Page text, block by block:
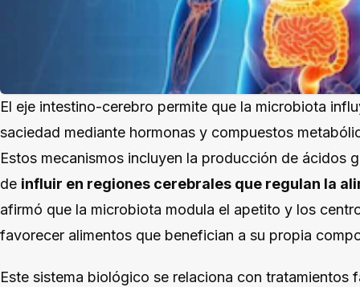
El eje intestino-cerebro permite que la microbiota
saciedad mediante hormonas y compuestos
Estos mecanismos incluyen la producción de ácidos
de influir en regiones cerebrales que regulan la
afirmó que la microbiota modula el apetito y los
favorecer alimentos que benefician a su propia
Este sistema biológico se relaciona con tratamientos